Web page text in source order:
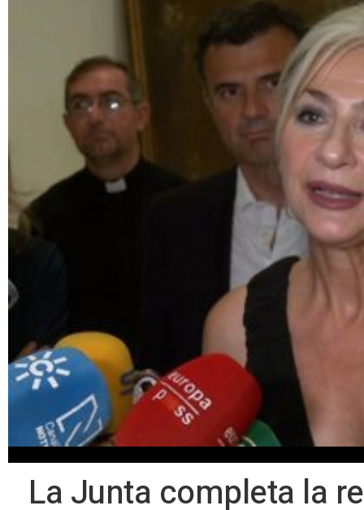
La Junta completa la